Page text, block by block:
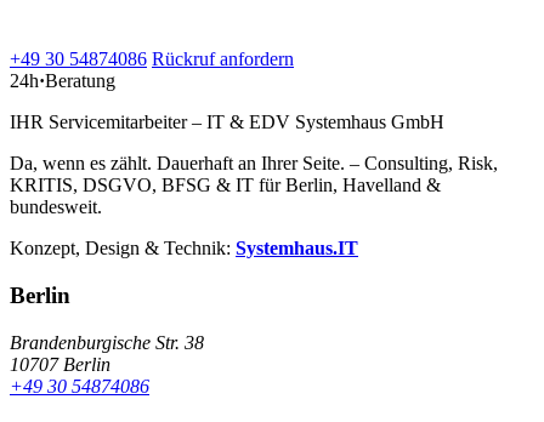
+49 30 54874086 Rückruf anfordern
24h·Beratung
IHR Servicemitarbeiter – IT & EDV Systemhaus GmbH
Da, wenn es zählt. Dauerhaft an Ihrer Seite. – Consulting, Risk,
KRITIS, DSGVO, BFSG & IT für Berlin, Havelland &
bundesweit.
Konzept, Design & Technik: Systemhaus.IT
Berlin
Brandenburgische Str. 38
10707 Berlin
+49 30 54874086